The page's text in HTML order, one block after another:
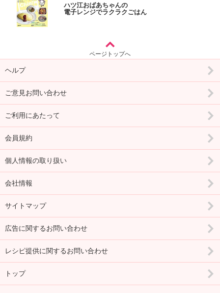
ハツ江おばあちゃんの
電子レンジでラクラクごはん
ページトップへ
ヘルプ
ご意見お問い合わせ
ご利用にあたって
会員規約
個人情報の取り扱い
会社情報
サイトマップ
広告に関するお問い合わせ
レシピ提供に関するお問い合わせ
トップ